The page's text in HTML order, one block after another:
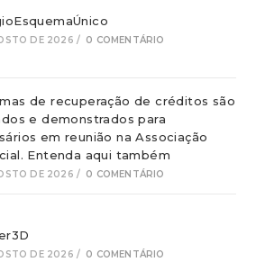
DE 2026 / 0 COMENTÁRIO
de recuperação de créditos são
e demonstrados para
em reunião na Associação
Entenda aqui também
DE 2026 / 0 COMENTÁRIO
DE 2026 / 0 COMENTÁRIO